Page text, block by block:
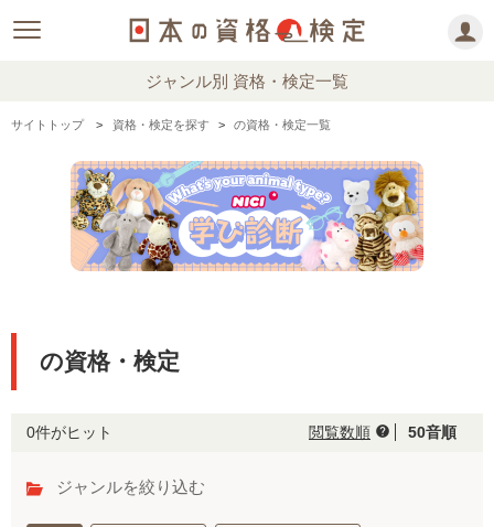
ジャンル別 資格・検定一覧
サイトトップ 資格・検定を探す の資格・検定一覧
の資格・検定
0件がヒット 閲覧数順 help 50音順
ジャンルを絞り込む